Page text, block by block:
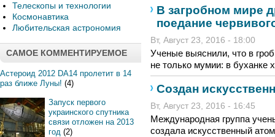
Телескопы и технологии
Космонавтика
Любительская астрономия
САМОЕ КОММЕНТИРУЕМОЕ
Астероид 2012 DA14 пролетит в 14
раз ближе Луны! (4)
Запуск первого
украинского спутника
связи отложен на 2013
год (2)
В загробном мире
поедание
Вт, Август 23, 2016 - 18:00
Ученые выяснили, что в
не только мумии: в буханке
Создан
Вт, Август 23, 2016 - 16:45
Международная группа
создала искусственный